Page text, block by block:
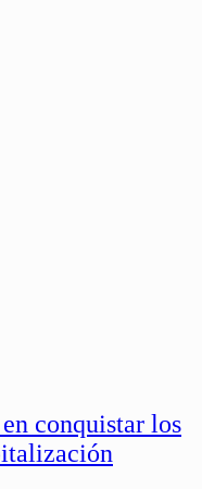
conquistar los